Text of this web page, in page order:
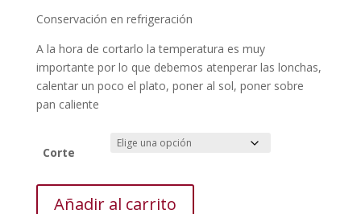
desde
67,50€
hasta
70,00€
Conservación en refrigeración
A la hora de cortarlo la temperatura es muy
importante por lo que debemos atenperar las lonchas,
calentar un poco el plato, poner al sol, poner sobre
pan caliente
Corte
Añadir al carrito